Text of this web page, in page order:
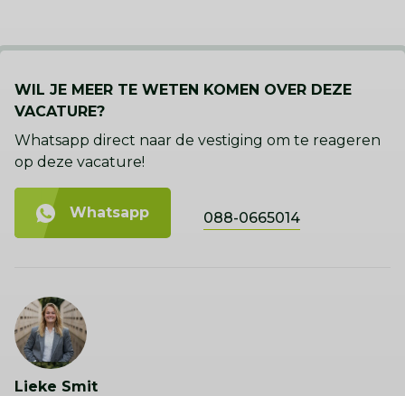
WIL JE MEER TE WETEN KOMEN OVER DEZE
VACATURE?
Whatsapp direct naar de vestiging om te reageren
op deze vacature!
Whatsapp 088-0665014
Lieke Smit